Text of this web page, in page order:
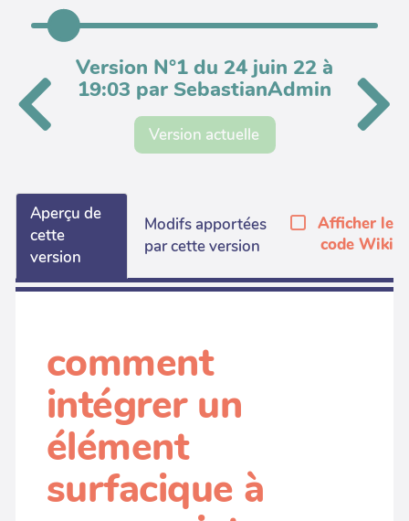
Version N°1 du 24 juin 22 à
19:03 par SebastianAdmin
Version actuelle
Aperçu de
cette
version
Modifs apportées
par cette version
Afficher le
code Wiki
comment
intégrer un
élément
surfacique à